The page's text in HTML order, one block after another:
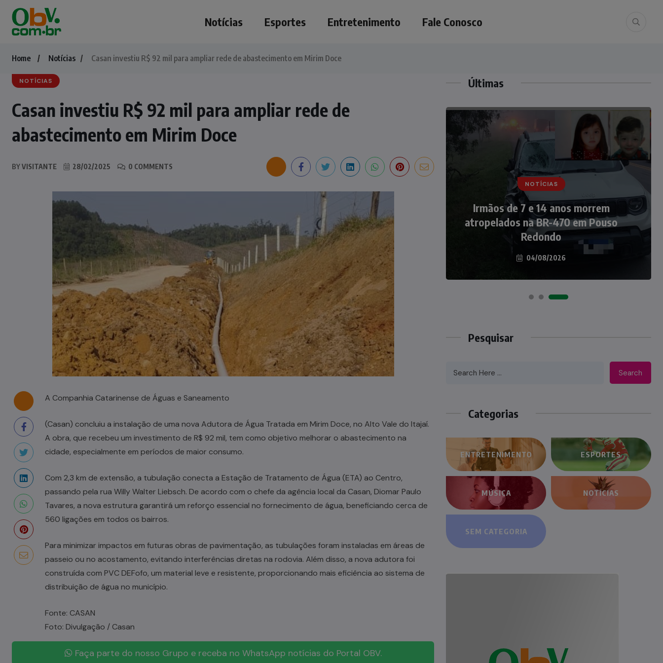
Notícias Esportes Entretenimento Fale Conosco
Home Notícias Casan investiu R$ 92 mil para ampliar rede de abastecimento em Mirim Doce
NOTÍCIAS
Casan investiu R$ 92 mil para ampliar rede de
abastecimento em Mirim Doce
BYVISITANTE 28/02/2025 0 COMMENTS
A Companhia Catarinense de Águas e Saneamento
(Casan) concluiu a instalação de uma nova Adutora de Água Tratada em Mirim Doce, no Alto Vale do Itajaí.
A obra, que recebeu um investimento de R$ 92 mil, tem como objetivo melhorar o abastecimento na
cidade, especialmente em períodos de maior consumo.
Com 2,3 km de extensão, a tubulação conecta a Estação de Tratamento de Água (ETA) ao Centro,
passando pela rua Willy Walter Liebsch. De acordo com o chefe da agência local da Casan, Diomar Paulo
Tavares, a nova estrutura garantirá um reforço essencial no fornecimento de água, beneficiando cerca de
560 ligações em todos os bairros.
Para minimizar impactos em futuras obras de pavimentação, as tubulações foram instaladas em áreas de
passeio ou no acostamento, evitando interferências diretas na rodovia. Além disso, a nova adutora foi
construída com PVC DEFofo, um material leve e resistente, proporcionando mais eficiência ao sistema de
distribuição de água no município.
Fonte: CASAN
Foto: Divulgação / Casan
Faça parte do nosso Grupo e receba no WhatsApp notícias do Portal OBV.
Últimas
Casal de idosos fica ferido após
veículo capotar em Pouso Redondo
07/08/2026
NOTÍCIAS
Irmãos de 7 e 14 anos morrem
atropelados na BR-470 em Pouso
Redondo
04/08/2026
NOTÍCIAS
Nádia Menegazzi leva o nome de
Taió ao palco do Programa Silvio
Santos
07/08/2026
Pesquisar
Search
Categorias
ENTRETENIMENTO ESPORTES
MÚSICA NOTÍCIAS
SEM CATEGORIA